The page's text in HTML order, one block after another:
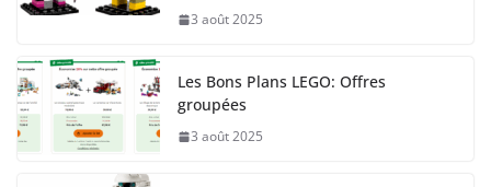
3 août 2025
Les Bons Plans LEGO: Offres
groupées
3 août 2025